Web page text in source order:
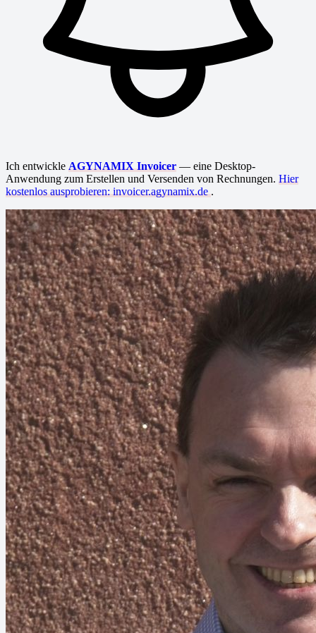
Ich entwickle AGYNAMIX Invoicer — eine Desktop-
Anwendung zum Erstellen und Versenden von Rechnungen. Hier
kostenlos ausprobieren: invoicer.agynamix.de.